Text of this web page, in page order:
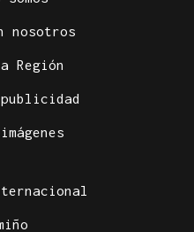
nosotros
Región